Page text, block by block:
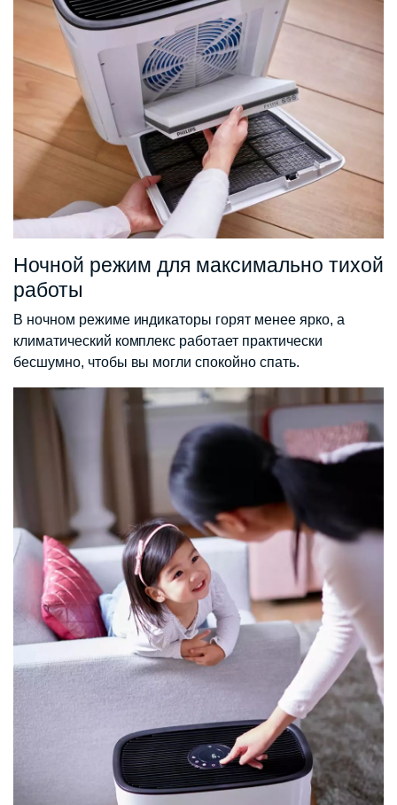
Ночной режим для максимально тихой
работы
В ночном режиме индикаторы горят менее ярко, а
климатический комплекс работает практически
бесшумно, чтобы вы могли спокойно спать.